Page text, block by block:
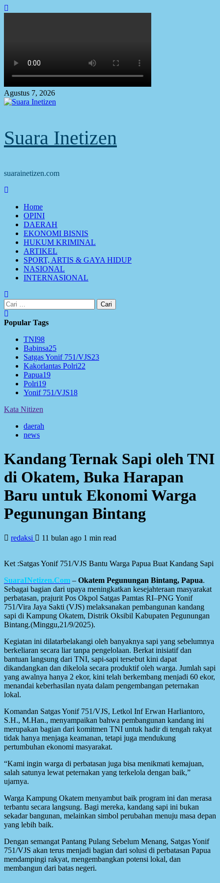
Skip
Agustus 7, 2026
Suara Inetizen
suarainetizen.com
Home
OPINI
DAERAH
EKONOMI BISNIS
HUKUM KRIMINAL
ARTIKEL
SPORT, ARTIS & GAYA HIDUP
NASIONAL
INTERNASIONAL
Cari
untuk:
Popular Tags
TNI98
Babinsa25
Satgas Yonif 751/VJS23
Kakorlantas Polri22
Papua19
Polri19
Yonif 751/VJS18
Kata Nitizen
daerah
news
Kandang Ternak Sapi oleh TNI
di Okatem, Buka Harapan
Baru untuk Ekonomi Warga
Pegunungan Bintang
redaksi 11 bulan ago 1 min read
Ket :Satgas Yonif 751/VJS Bantu Warga Papua Buat Kandang Sapi
SuaraINetizen.Com – Okatem Pegunungan Bintang, Papua.
Sebagai bagian dari upaya meningkatkan kesejahteraan masyarakat
perbatasan, prajurit Pos Okpol Satgas Pamtas RI–PNG Yonif
751/Vira Jaya Sakti (VJS) melaksanakan pembangunan kandang
sapi di Kampung Okatem, Distrik Oksibil Kabupaten Pegunungan
Bintang.(Minggu,21/9/2025).
Kegiatan ini dilatarbelakangi oleh banyaknya sapi yang sebelumnya
berkeliaran secara liar tanpa pengelolaan. Berkat inisiatif dan
bantuan langsung dari TNI, sapi-sapi tersebut kini dapat
dikandangkan dan dikelola secara produktif oleh warga. Jumlah sapi
yang awalnya hanya 2 ekor, kini telah berkembang menjadi 60 ekor,
menandai keberhasilan nyata dalam pengembangan peternakan
lokal.
Komandan Satgas Yonif 751/VJS, Letkol Inf Erwan Harliantoro,
S.H., M.Han., menyampaikan bahwa pembangunan kandang ini
merupakan bagian dari komitmen TNI untuk hadir di tengah rakyat
tidak hanya menjaga keamanan, tetapi juga mendukung
pertumbuhan ekonomi masyarakat.
“Kami ingin warga di perbatasan juga bisa menikmati kemajuan,
salah satunya lewat peternakan yang terkelola dengan baik,”
ujarnya.
Warga Kampung Okatem menyambut baik program ini dan merasa
terbantu secara langsung. Bagi mereka, kandang sapi ini bukan
sekadar bangunan, melainkan simbol perubahan menuju masa depan
yang lebih baik.
Dengan semangat Pantang Pulang Sebelum Menang, Satgas Yonif
751/VJS akan terus menjadi bagian dari solusi di perbatasan Papua
mendampingi rakyat, mengembangkan potensi lokal, dan
membangun dari batas negeri.